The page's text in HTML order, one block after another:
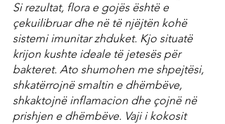
Si rezultat, flora e gojës është e
çekuilibruar dhe në të njëjtën kohë
sistemi imunitar zhduket. Kjo situatë
krijon kushte ideale të jetesës për
bakteret. Ato shumohen me shpejtësi,
shkatërrojnë smaltin e dhëmbëve,
shkaktojnë inflamacion dhe çojnë në
prishjen e dhëmbëve. Vaji i kokosit